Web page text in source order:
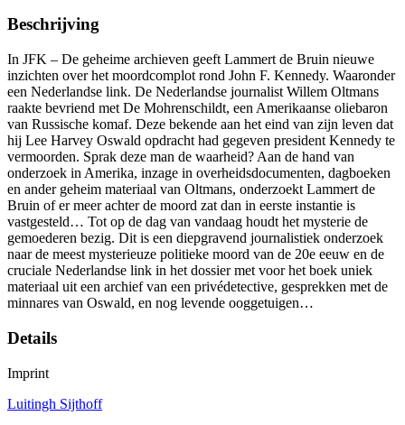
Beschrijving
In JFK – De geheime archieven geeft Lammert de Bruin nieuwe
inzichten over het moordcomplot rond John F. Kennedy. Waaronder
een Nederlandse link. De Nederlandse journalist Willem Oltmans
raakte bevriend met De Mohrenschildt, een Amerikaanse oliebaron
van Russische komaf. Deze bekende aan het eind van zijn leven dat
hij Lee Harvey Oswald opdracht had gegeven president Kennedy te
vermoorden. Sprak deze man de waarheid? Aan de hand van
onderzoek in Amerika, inzage in overheidsdocumenten, dagboeken
en ander geheim materiaal van Oltmans, onderzoekt Lammert de
Bruin of er meer achter de moord zat dan in eerste instantie is
vastgesteld… Tot op de dag van vandaag houdt het mysterie de
gemoederen bezig. Dit is een diepgravend journalistiek onderzoek
naar de meest mysterieuze politieke moord van de 20e eeuw en de
cruciale Nederlandse link in het dossier met voor het boek uniek
materiaal uit een archief van een privédetective, gesprekken met de
minnares van Oswald, en nog levende ooggetuigen…
Details
Imprint
Luitingh Sijthoff